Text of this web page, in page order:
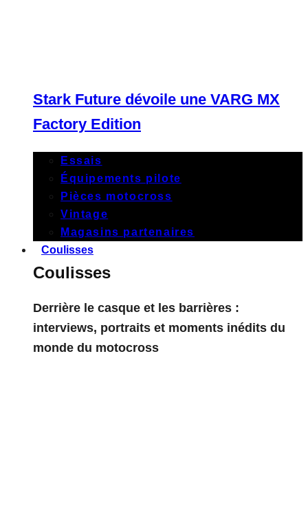
Stark Future dévoile une VARG MX
Factory Edition
Essais
Équipements pilote
Pièces motocross
Vintage
Magasins partenaires
Coulisses
Coulisses
Derrière le casque et les barrières :
interviews, portraits et moments inédits du
monde du motocross